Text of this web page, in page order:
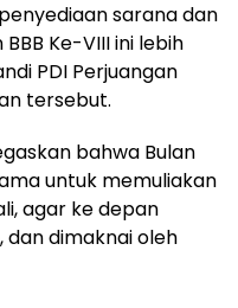
sarana dan
Ke-VIII ini lebih
PDI Perjuangan
tersebut.
bahwa Bulan
untuk memuliakan
agar ke depan
dan dimaknai oleh